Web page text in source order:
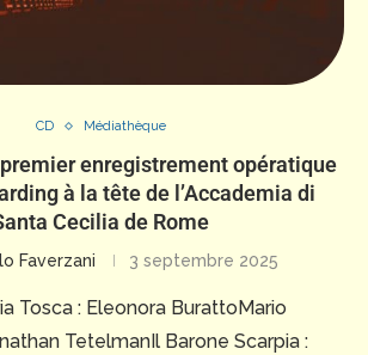
CD Médiathèque
enregistrement opératique
à la tête de l’Accademia di
Cecilia de Rome
Faverzani 3 septembre 2025
Tosca : Eleonora BurattoMario
TetelmanIl Barone Scarpia :